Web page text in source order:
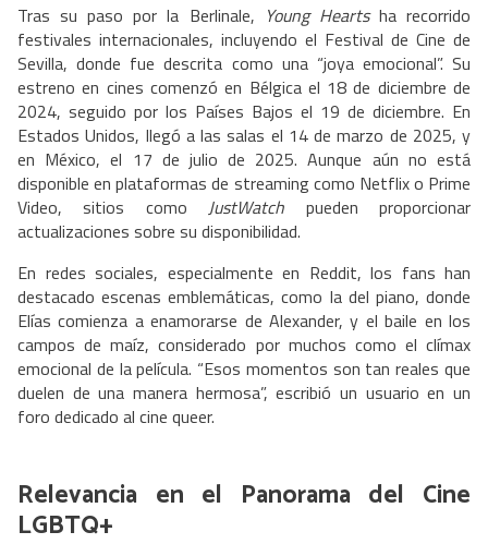
Tras su paso por la Berlinale, Young Heartsha recorrido
festivales internacionales, incluyendo el Festival de Cine de
Sevilla, donde fue descrita como una “joya emocional”. Su
estreno en cines comenzó en Bélgica el 18 de diciembre de
2024, seguido por los Países Bajos el 19 de diciembre. En
Estados Unidos, llegó a las salas el 14 de marzo de 2025, y
en México, el 17 de julio de 2025. Aunque aún no está
disponible en plataformas de streaming como Netflix o Prime
Video, sitios comoJustWatch pueden proporcionar
actualizaciones sobre su disponibilidad.
En redes sociales, especialmente en Reddit, los fans han
destacado escenas emblemáticas, como la del piano, donde
Elías comienza a enamorarse de Alexander, y el baile en los
campos de maíz, considerado por muchos como el clímax
emocional de la película. “Esos momentos son tan reales que
duelen de una manera hermosa”, escribió un usuario en un
foro dedicado al cine queer.
Relevancia en el Panorama del Cine
LGBTQ+